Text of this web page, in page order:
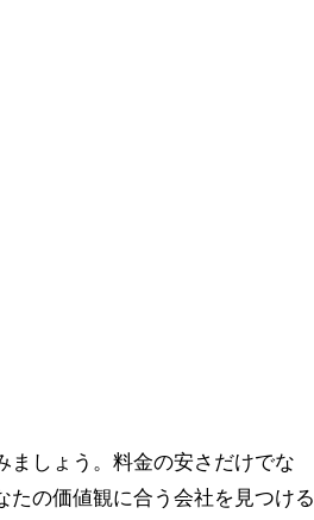
ましょう。料金の安さだけでな
たの価値観に合う会社を見つける